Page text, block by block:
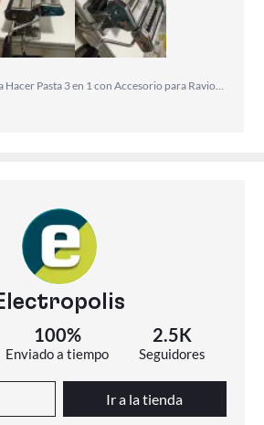
Artículo: Máquina para Hacer Pasta 3 en 1 con Accesorio para Raviolis
100%
Enviado a tiempo
2.5K
Seguidores
Ir a la tienda